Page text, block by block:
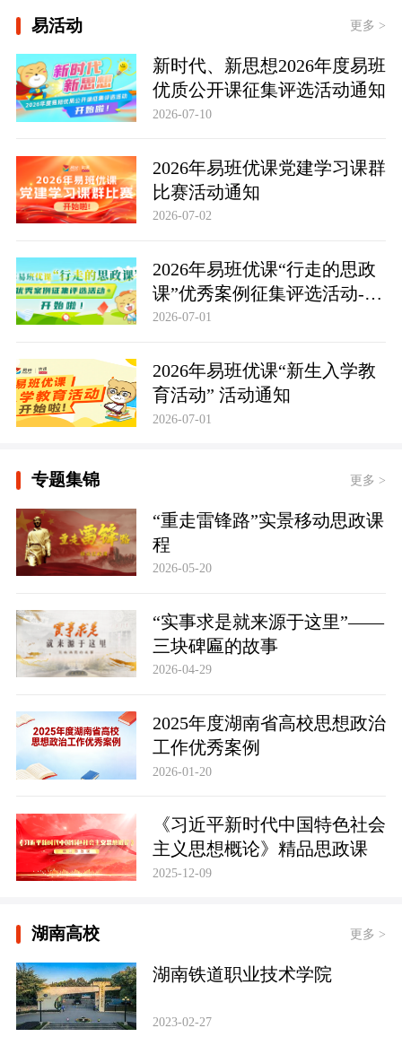
易活动 更多 >
新时代、新思想2026年度易班
优质公开课征集评选活动通知
2026-07-10
2026年易班优课党建学习课群
比赛活动通知
2026-07-02
2026年易班优课“行走的思政
课”优秀案例征集评选活动-活
动通知
2026-07-01
2026年易班优课“新生入学教
育活动” 活动通知
2026-07-01
专题集锦 更多 >
“重走雷锋路”实景移动思政课
程
2026-05-20
“实事求是就来源于这里”——
三块碑匾的故事
2026-04-29
2025年度湖南省高校思想政治
工作优秀案例
2026-01-20
《习近平新时代中国特色社会
主义思想概论》精品思政课
2025-12-09
湖南高校 更多 >
湖南铁道职业技术学院
2023-02-27